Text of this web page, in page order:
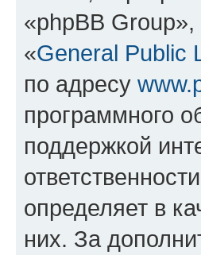
«phpBB
«General Public
по адресу
программного
поддержкой
определяет в
них. За